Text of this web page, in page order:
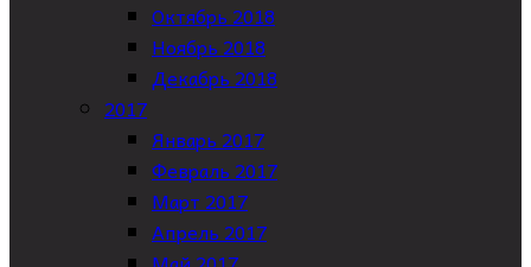
Октябрь 2018
Ноябрь 2018
Декабрь 2018
2017
Январь 2017
Февраль 2017
Март 2017
Апрель 2017